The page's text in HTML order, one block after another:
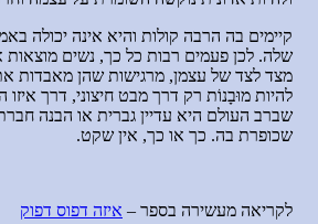
קיימים בה הרבה קולות והיא אינה יכולה
שלה. לכן פעמים רבות כל כך, נשים מוצאות
מצד לצד של עצמן, מרגישות שהן מאבדות
להיות מוּבָנוֹת רק דרך מבט חיצוני, דרך
שברב העולם היא עדיין גברית או הבנה
שכופרת בה. כך או כך, אין שקט.
לקריאה מעשירה בספר – איזה דפוס דפוק